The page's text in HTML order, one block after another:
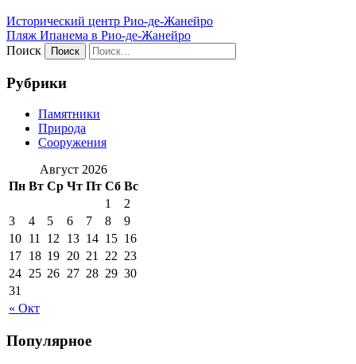
Исторический центр Рио-де-Жанейро
Пляж Ипанема в Рио-де-Жанейро
Поиск
Рубрики
Памятники
Природа
Сооружения
Август 2026
Пн Вт Ср Чт Пт Сб Вс
« Окт
1
2
3
4 5 6 7 8
9
10 11 12 13 14 15 16
17 18 19 20 21 22 23
24 25 26 27 28 29 30
31
Популярное